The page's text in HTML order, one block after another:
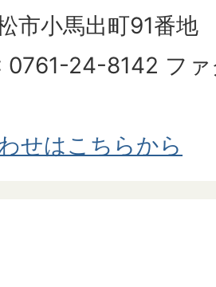
市小馬出町91番地
0761-24-8142 フ
せはこちらから